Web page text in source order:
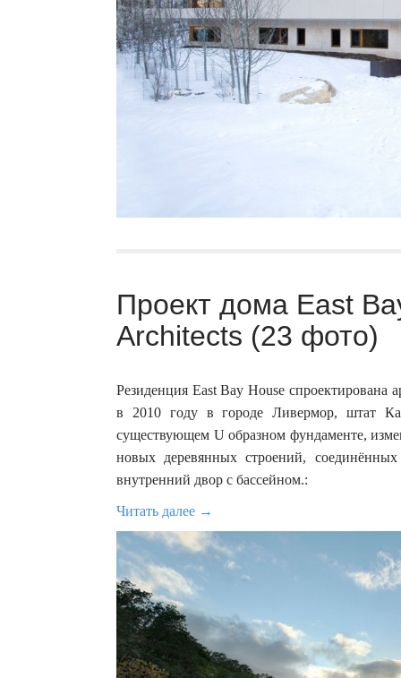
Проект дома East
Architects (23 фото)
Резиденция East Bay House спроектирована
в 2010 году в городе Ливермор, штат
существующем U образном фундаменте,
новых деревянных строений,
внутренний двор с бассейном.:
Читать далее →